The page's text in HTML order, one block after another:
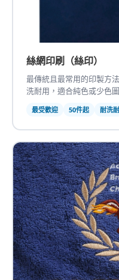
絲網印刷（絲印）
最傳統且最常用的印製方
洗耐用，適合純色或少色
最受歡迎 50件起 耐洗